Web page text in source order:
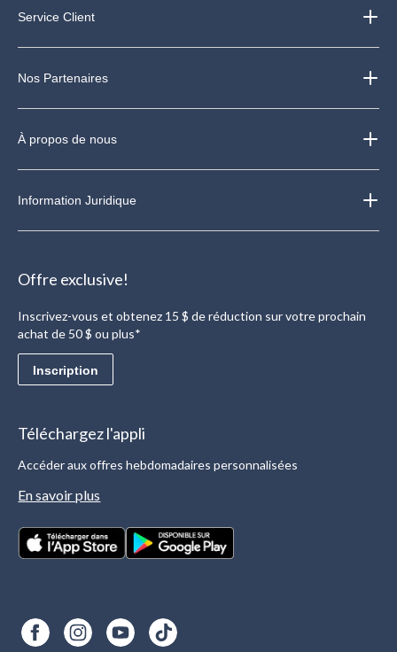
Service Client
Nos Partenaires
À propos de nous
Information Juridique
Offre exclusive!
Inscrivez-vous et obtenez 15 $ de réduction sur votre prochain
achat de 50 $ ou plus*
Inscription
Téléchargez l'appli
Accéder aux offres hebdomadaires personnalisées
En savoir plus